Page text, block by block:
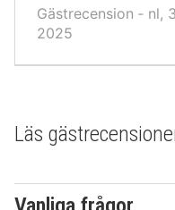
Gästrecension ‐ nl,
2025
Läs